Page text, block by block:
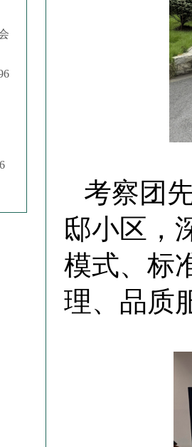
考察团
邸小区，
模式、标
理、品质